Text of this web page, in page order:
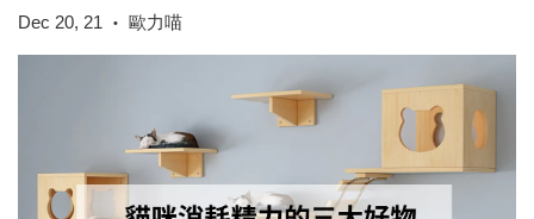
Dec 20, 21 • 歐力喵